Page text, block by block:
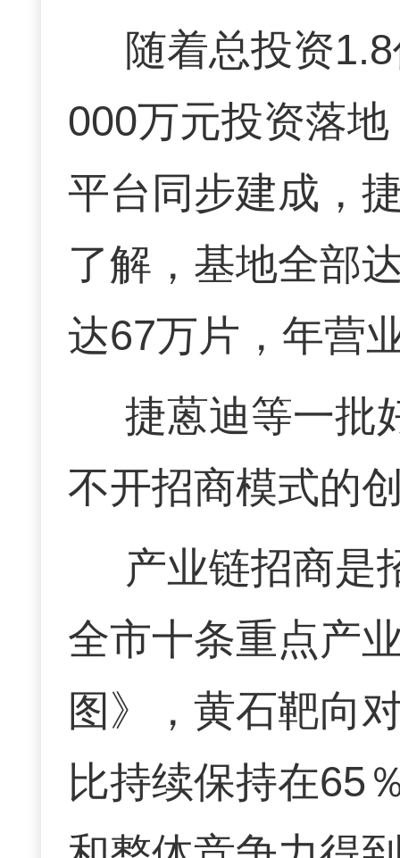
随着总投资
000万元投资落
平台同步建成，
了解，基地全部
达67万片，年营
捷蒽迪等一批
不开招商模式的
产业链招商是
全市十条重点产
图》，黄石靶向
比持续保持在65